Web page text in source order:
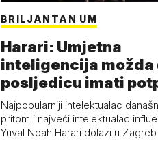
BRILJANTAN UM
Harari: Umjetna
inteligencija možda
posljedicu imati
kolaps čovje…
Najpopularniji intelektualac
pritom i najveći intelektualac
Yuval Noah Harari dolazi u